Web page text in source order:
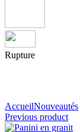
Rupture
AccueilNouveautés
Previous product